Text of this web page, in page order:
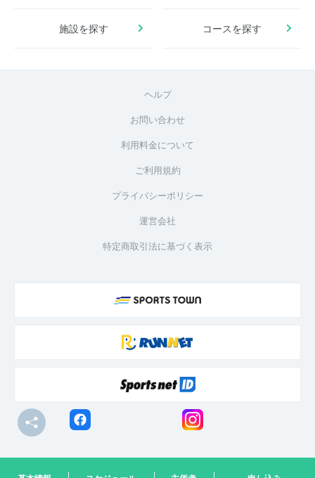
施設を探す コースを探す
ヘルプ
お問い合わせ
利用料金について
ご利用規約
プライバシーポリシー
運営会社
特定商取引法に基づく表示